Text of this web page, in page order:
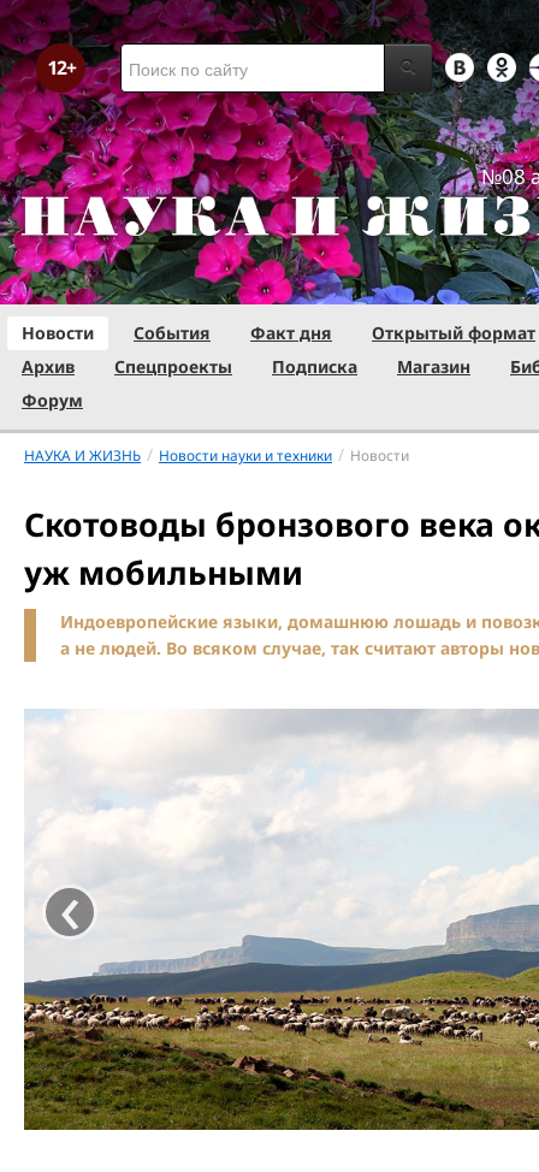
№08
Новости События Факт дня
Открытый формат
Архив
Спецпроекты Подписка Магазин
Форум
НАУКА И ЖИЗНЬ / Новости науки и техники / Новости
Скотоводы бронзового века
уж мобильными
Индоевропейские языки, домашнюю лошадь и
а не людей. Во всяком случае, так считают авторы
‹